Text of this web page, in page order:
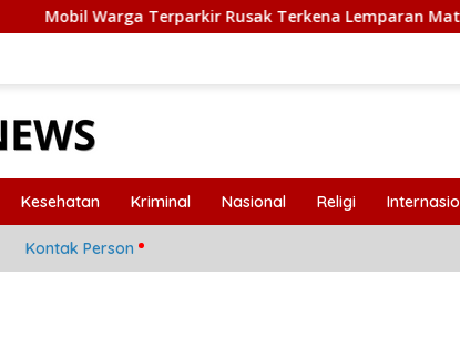
Rusak Terkena Lemparan Material Truk Proyek
Kesehatan Kriminal Nasional Religi
Kontak Person